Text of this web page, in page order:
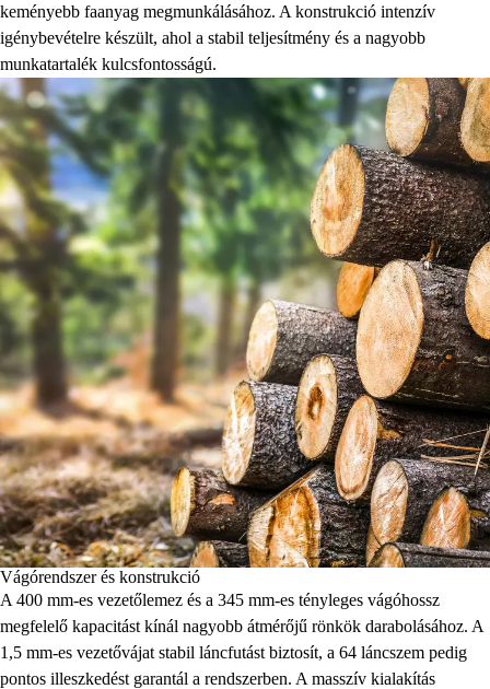
keményebb faanyag megmunkálásához. A konstrukció intenzív
igénybevételre készült, ahol a stabil teljesítmény és a nagyobb
munkatartalék kulcsfontosságú.
Vágórendszer és konstrukció
A 400 mm-es vezetőlemez és a 345 mm-es tényleges vágóhossz
megfelelő kapacitást kínál nagyobb átmérőjű rönkök darabolásához. A
1,5 mm-es vezetővájat stabil láncfutást biztosít, a 64 láncszem pedig
pontos illeszkedést garantál a rendszerben. A masszív kialakítás